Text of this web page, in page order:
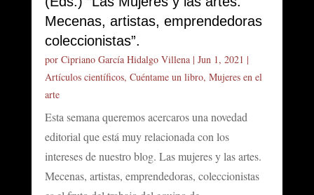
Mecenas, artistas, emprendedoras
coleccionistas”.
por Cipriano García Hidalgo Villena| Jun 1, 2021 |
Artículos científicos, Cuéntame un libro, Mujeres en el
arte
Esta semana queremos acercaros una novedad
editorial que está muy relacionada con los
intereses de nuestro blog. Las mujeres y las artes.
Mecenas, artistas, emprendedoras, coleccionistas